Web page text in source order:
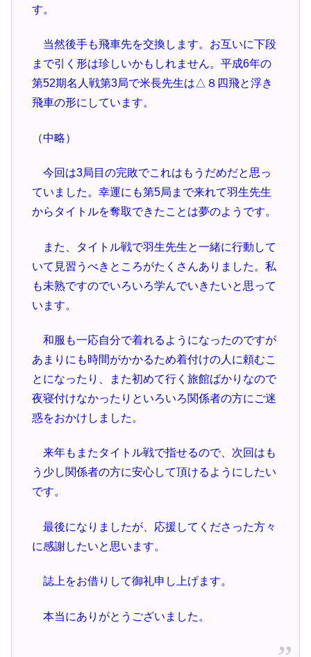
す。
当然後手も飛車先を交換します。お互いに下段
まで引く形は珍しいかもしれません。平成6年の
第52期名人戦第3局で米長先生は△８四飛と浮き
飛車の形にしています。
（中略）
今回は3局目の完敗でこれはもうだめだと思っ
ていました。幸運にも第5局まで来れて羽生先生
からタイトルを奪取できたことは夢のようです。
また、タイトル戦で羽生先生と一緒に行動して
いて見習うべきところがたくさんありました。私
も未熟ですのでいろいろ学んでいきたいと思って
います。
和服も一応自分で着れるようになったのですが
あまりにも時間がかかるため着付けの人に頼むこ
とになったり、また初めて行く旅館ばかりなので
夜寝付けなかったりといろいろ関係者の方にご迷
惑をおかけしました。
来年もまたタイトル戦で指せるので、次回はも
う少し関係者の方に安心して頂けるようにしたい
です。
最後になりましたが、応援してくださった方々
に感謝したいと思います。
誌上をお借りして御礼申し上げます。
本当にありがとうございました。